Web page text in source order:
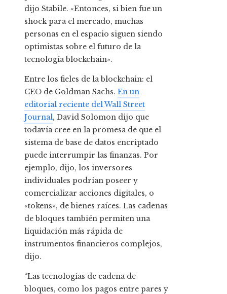
dijo Stabile. «Entonces, si bien fue un
shock para el mercado, muchas
personas en el espacio siguen siendo
optimistas sobre el futuro de la
tecnología blockchain».
Entre los fieles de la blockchain: el
CEO de Goldman Sachs. En un
editorial reciente del Wall Street
Journal, David Solomon dijo que
todavía cree en la promesa de que el
sistema de base de datos encriptado
puede interrumpir las finanzas. Por
ejemplo, dijo, los inversores
individuales podrían poseer y
comercializar acciones digitales, o
«tokens», de bienes raíces. Las cadenas
de bloques también permiten una
liquidación más rápida de
instrumentos financieros complejos,
dijo.
“Las tecnologías de cadena de
bloques, como los pagos entre pares y